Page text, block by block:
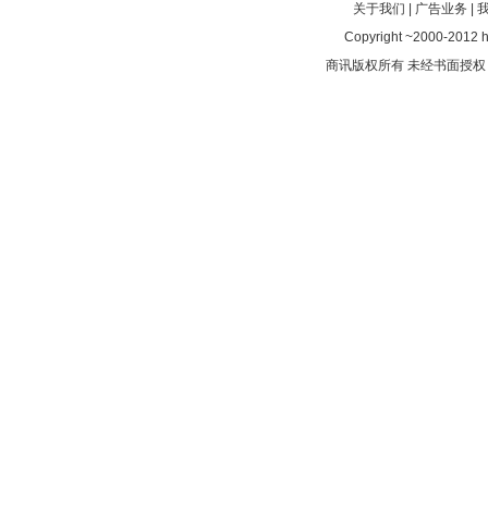
关于我们
广告业务
Copyright ~2000-2012
商讯版权所有 未经书面授